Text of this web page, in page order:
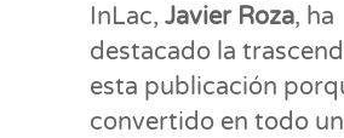
InLac, Javier Roza, ha
destacado la
esta publicación
convertido en todo un